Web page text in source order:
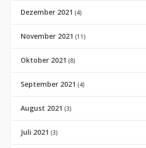
Dezember 2021 (4)
November 2021 (11)
Oktober 2021 (8)
September 2021 (4)
August 2021 (3)
Juli 2021 (3)